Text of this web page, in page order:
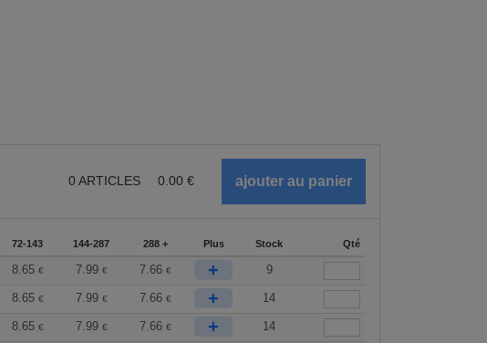
0 ARTICLES 0.00 €
72-143 144-287 288 + Plus Stock Qté
8.65 € 7.99 € 7.66 € + 9
8.65 € 7.99 € 7.66 € + 14
8.65 € 7.99 € 7.66 € + 14